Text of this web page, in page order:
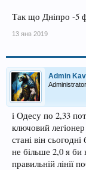
Так що Дніпро -5
13 янв 2019
Admin
Administrator
і Одесу по 2,33
ключовий
стані він
не більше 2,0 я
правильній лінії